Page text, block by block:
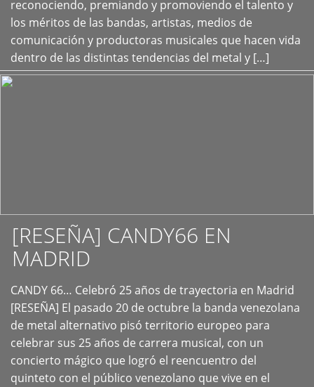
reconociendo, premiando y promoviendo el talento y
los méritos de las bandas, artistas, medios de
comunicación y productoras musicales que hacen vida
dentro de las distintas tendencias del metal y […]
[RESEÑA] CANDY66 EN
MADRID
CANDY 66… Celebró 25 años de trayectoria en Madrid
[RESEÑA] El pasado 20 de octubre la banda venezolana
de metal alternativo pisó territorio europeo para
celebrar sus 25 años de carrera musical, con un
concierto mágico que logró el reencuentro del
quinteto con el público venezolano que vive en el
+